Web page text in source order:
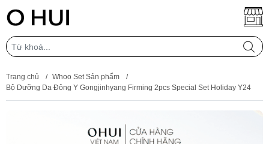
Trang chủ / Whoo Set Sản phẩm
/
Bộ Dưỡng Da Đông Y Gongjinhyang Firming 2pcs Special Set Holiday Y24